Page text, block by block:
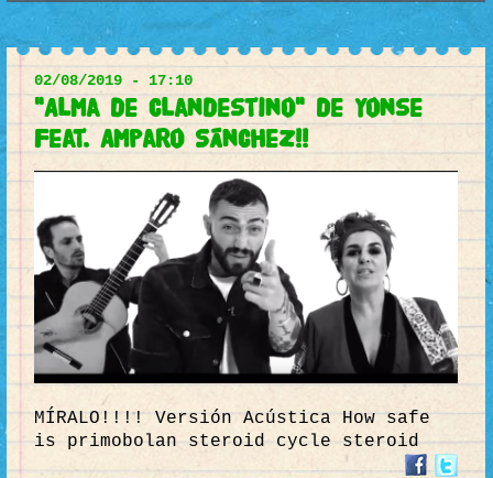
02/08/2019 - 17:10
"Alma de Clandestino" de Yonse
Feat. Amparo Sánchez!!
MÍRALO!!!! Versión Acústica How safe
is primobolan steroid cycle steroid